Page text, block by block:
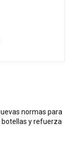
normas para
botellas y refuerza